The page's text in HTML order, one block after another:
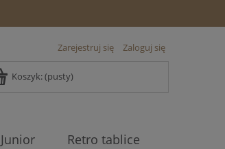
Zarejestruj się Zaloguj się
Koszyk:(pusty)
Retro tablice